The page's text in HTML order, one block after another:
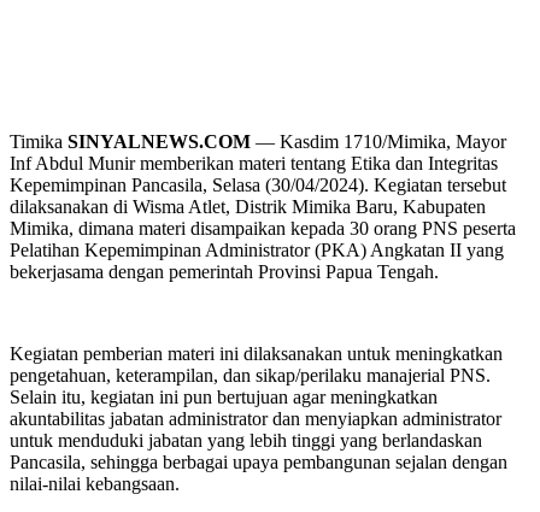
Timika SINYALNEWS.COM — Kasdim 1710/Mimika, Mayor
Inf Abdul Munir memberikan materi tentang Etika dan Integritas
Kepemimpinan Pancasila, Selasa (30/04/2024). Kegiatan tersebut
dilaksanakan di Wisma Atlet, Distrik Mimika Baru, Kabupaten
Mimika, dimana materi disampaikan kepada 30 orang PNS peserta
Pelatihan Kepemimpinan Administrator (PKA) Angkatan II yang
bekerjasama dengan pemerintah Provinsi Papua Tengah.
Kegiatan pemberian materi ini dilaksanakan untuk meningkatkan
pengetahuan, keterampilan, dan sikap/perilaku manajerial PNS.
Selain itu, kegiatan ini pun bertujuan agar meningkatkan
akuntabilitas jabatan administrator dan menyiapkan administrator
untuk menduduki jabatan yang lebih tinggi yang berlandaskan
Pancasila, sehingga berbagai upaya pembangunan sejalan dengan
nilai-nilai kebangsaan.